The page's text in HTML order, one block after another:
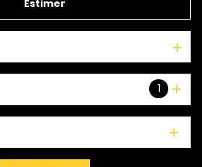
Estimer
1